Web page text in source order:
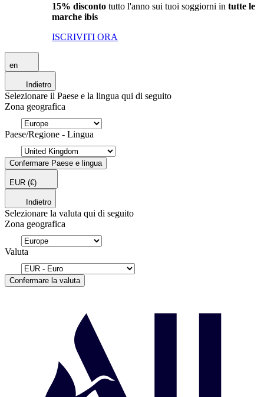
15% disconto tutto l'anno sui tuoi soggiorni in tutte le
marche ibis
ISCRIVITI ORA
en
Indietro
Selezionare il Paese e la lingua qui di seguito
Zona geografica
Paese/Regione - Lingua
Confermare Paese e lingua
EUR (€)
Indietro
Selezionare la valuta qui di seguito
Zona geografica
Valuta
Confermare la valuta